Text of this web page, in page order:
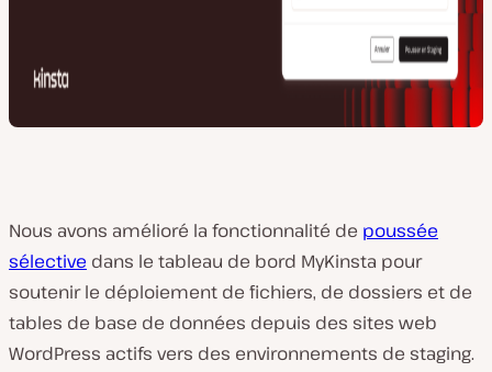
Nous avons amélioré la fonctionnalité de poussée
sélective dans le tableau de bord MyKinsta pour
soutenir le déploiement de fichiers, de dossiers et de
tables de base de données depuis des sites web
WordPress actifs vers des environnements de staging.